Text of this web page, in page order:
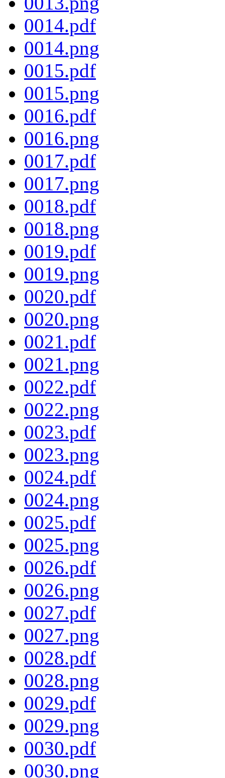
0014.pdf
0014.png
0015.pdf
0015.png
0016.pdf
0016.png
0017.pdf
0017.png
0018.pdf
0018.png
0019.pdf
0019.png
0020.pdf
0020.png
0021.pdf
0021.png
0022.pdf
0022.png
0023.pdf
0023.png
0024.pdf
0024.png
0025.pdf
0025.png
0026.pdf
0026.png
0027.pdf
0027.png
0028.pdf
0028.png
0029.pdf
0029.png
0030.pdf
0030.png